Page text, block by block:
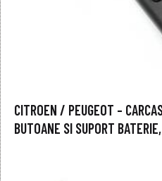
CITROEN / PEUGEOT –
BUTOANE SI SUPORT